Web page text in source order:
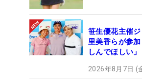
笹生優花主催
里美香らが参
しんでほしい」
2026年8月7日 (